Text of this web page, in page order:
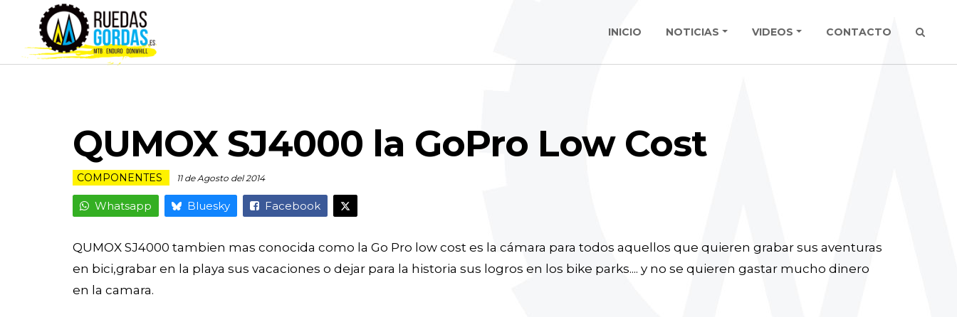
INICIO NOTICIAS VIDEOS CONTACTO
QUMOX SJ4000 la GoPro Low Cost
COMPONENTES 11 de Agosto del 2014
Whatsapp Bluesky Facebook
QUMOX SJ4000 tambien mas conocida como la Go Pro low cost es la cámara para todos aquellos que quieren grabar sus aventuras
en bici,grabar en la playa sus vacaciones o dejar para la historia sus logros en los bike parks.... y no se quieren gastar mucho dinero
en la camara.